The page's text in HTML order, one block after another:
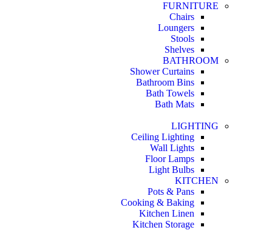
FURNITURE
Chairs
Loungers
Stools
Shelves
BATHROOM
Shower Curtains
Bathroom Bins
Bath Towels
Bath Mats
LIGHTING
Ceiling Lighting
Wall Lights
Floor Lamps
Light Bulbs
KITCHEN
Pots & Pans
Cooking & Baking
Kitchen Linen
Kitchen Storage